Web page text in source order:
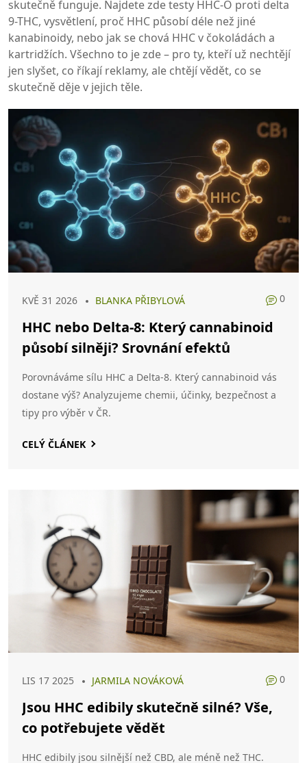
skutečně funguje. Najdete zde testy HHC-O proti delta
9-THC, vysvětlení, proč HHC působí déle než jiné
kanabinoidy, nebo jak se chová HHC v čokoládách a
kartridžích. Všechno to je zde – pro ty, kteří už nechtějí
jen slyšet, co říkají reklamy, ale chtějí vědět, co se
skutečně děje v jejich těle.
KVĚ 31 2026 BLANKA PŘIBYLOVÁ 0
HHC nebo Delta-8: Který cannabinoid
působí silněji? Srovnání efektů
Porovnáváme sílu HHC a Delta-8. Který cannabinoid vás
dostane výš? Analyzujeme chemii, účinky, bezpečnost a
tipy pro výběr v ČR.
CELÝ ČLÁNEK
LIS 17 2025 JARMILA NOVÁKOVÁ 0
Jsou HHC edibily skutečně silné? Vše,
co potřebujete vědět
HHC edibily jsou silnější než CBD, ale méně než THC.